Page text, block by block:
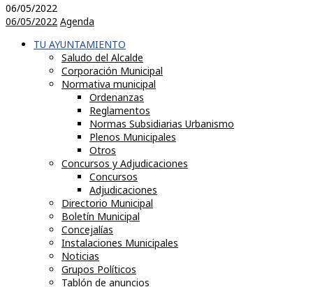
06/05/2022
06/05/2022 Agenda
TU AYUNTAMIENTO
Saludo del Alcalde
Corporación Municipal
Normativa municipal
Ordenanzas
Reglamentos
Normas Subsidiarias Urbanismo
Plenos Municipales
Otros
Concursos y Adjudicaciones
Concursos
Adjudicaciones
Directorio Municipal
Boletín Municipal
Concejalías
Instalaciones Municipales
Noticias
Grupos Políticos
Tablón de anuncios